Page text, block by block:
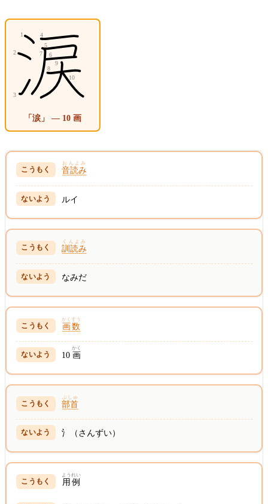
「涙」 — 10 画
音読み
おんよみ
ルイ
訓読み
くんよみ
なみだ
画数
かくすう
10 画
かく
部首
ぶしゅ
氵（さんずい）
用例
ようれい